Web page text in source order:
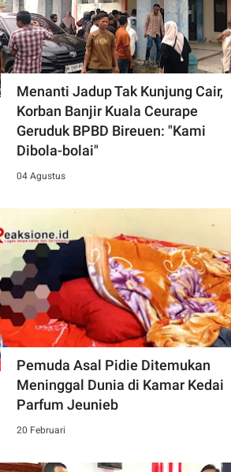
Menanti Jadup Tak Kunjung Cair,
Korban Banjir Kuala Ceurape
Geruduk BPBD Bireuen: "Kami
Dibola-bolai"
04 Agustus
Pemuda Asal Pidie Ditemukan
Meninggal Dunia di Kamar Kedai
Parfum Jeunieb
20 Februari